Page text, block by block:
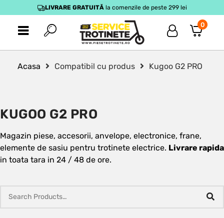
LIVRARE GRATUITĂla comenzile de peste 299 lei
0
Acasa Compatibil cu produs Kugoo G2 PRO
KUGOO G2 PRO
Magazin piese, accesorii, anvelope, electronice, frane,
elemente de sasiu pentru trotinete electrice. Livrare rapida
in toata tara in 24 / 48 de ore.